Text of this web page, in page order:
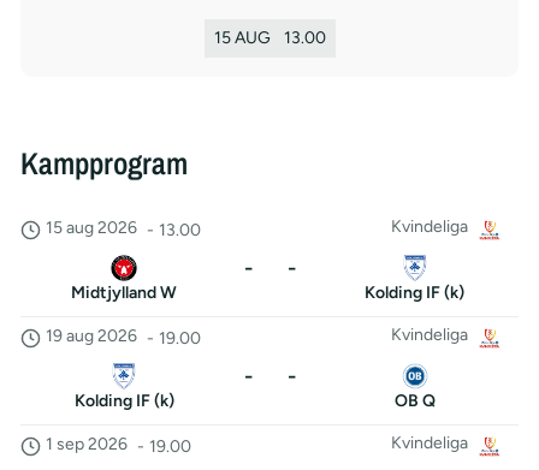
15 AUG 13.00
Kampprogram
Kvindeliga
15 aug 2026 - 13.00
Midtjylland W
- -
Kolding IF (k)
Kvindeliga
19 aug 2026 - 19.00
Kolding IF (k)
- -
OB Q
Kvindeliga
1 sep 2026 - 19.00